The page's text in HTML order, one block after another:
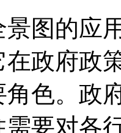
景图的应
在政府政
角色。政
需要对各